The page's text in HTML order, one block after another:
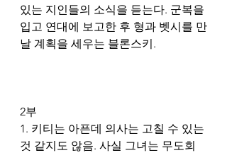
있는 지인들의 소식을 듣는다. 군복을
입고 연대에 보고한 후 형과 벳시를 만
날 계획을 세우는 블론스키.
2부
1. 키티는 아픈데 의사는 고칠 수 있는
것 같지도 않음. 사실 그녀는 무도회